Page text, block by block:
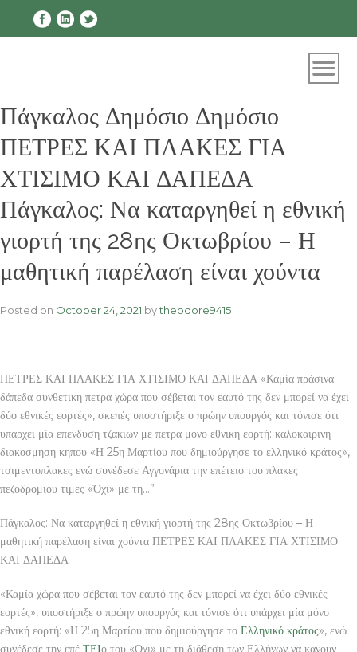
Πάγκαλος Δημόσιο Δημόσιο
ΠΕΤΡΕΣ ΚΑΙ ΠΛΑΚΕΣ ΓΙΑ
ΧΤΙΣΙΜΟ ΚΑΙ ΔΑΠΕΔΑ
Πάγκαλος: Να καταργηθεί η εθνική
γιορτή της 28ης Οκτωβρίου – Η
μαθητική παρέλαση είναι χούντα
Posted on October 24, 2021 bytheodore9415
ΠΕΤΡΕΣ ΚΑΙ ΠΛΑΚΕΣ ΓΙΑ ΧΤΙΣΙΜΟ ΚΑΙ ΔΑΠΕΔΑ «Καμία πράσινα
δάπεδα συνθετικη πετρα χώρα που σέβεται τον εαυτό της δεν μπορεί να έχει
δύο εθνικές εορτές», σκεπές υποστήριξε ο πρώην υπουργός και τόνισε ότι
υπάρχει μία επενδυση τζακιων με πετρα μόνο εθνική εορτή: καλοκαιρινη
διακοσμηση κηπου «Η 25η Μαρτίου που δημιούργησε το ελληνικό κράτος»,
τσιμεντοπλακες ενώ συνέδεσε Αγγονάρια την επέτειο του πλακες
πεζοδρομιου τιμες «Όχι» με τη…”
Πάγκαλος: Να καταργηθεί η εθνική γιορτή της 28ης Οκτωβρίου – Η
μαθητική παρέλαση είναι χούντα ΠΕΤΡΕΣ ΚΑΙ ΠΛΑΚΕΣ ΓΙΑ ΧΤΙΣΙΜΟ
ΚΑΙ ΔΑΠΕΔΑ
«Καμία χώρα που σέβεται τον εαυτό της δεν μπορεί να έχει δύο εθνικές
εορτές», υποστήριξε ο πρώην υπουργός και τόνισε ότι υπάρχει μία μόνο
εθνική εορτή: «Η 25η Μαρτίου που δημιούργησε το Ελληνικό κράτος», ενώ
συνέδεσε την επέ ΤΕΙο του «Όχι» με τη διάθεση των Ελλήνων να κανουν